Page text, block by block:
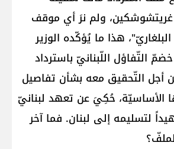
ولم نرَ أي موقف
هذا ما يُؤكّده الوزير
التّفاؤل اللّبنانيّ باسترداد
أجل التّحقيق معه بشأن تفاصيل
الأساسيّة، حُكِيَ عن تعهد لبنانيّ
لتسليمه إلى لبنان. فما آخر